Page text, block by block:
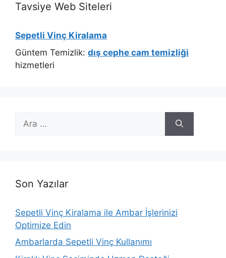
Tavsiye Web Siteleri
Sepetli Vinç Kiralama
Güntem Temizlik: dış cephe cam temizliği
hizmetleri
ara
Son Yazılar
Sepetli Vinç Kiralama ile Ambar İşlerinizi
Optimize Edin
Ambarlarda Sepetli Vinç Kullanımı